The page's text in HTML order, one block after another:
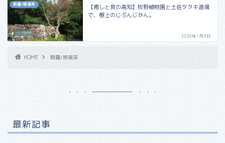
教養/娯楽系
​【癒しと食の高知】牧野植物園と土佐タタキ道場
で、極上のじぶんじかん。
2026年1月8日
HOME 教養/娯楽系
最新記事